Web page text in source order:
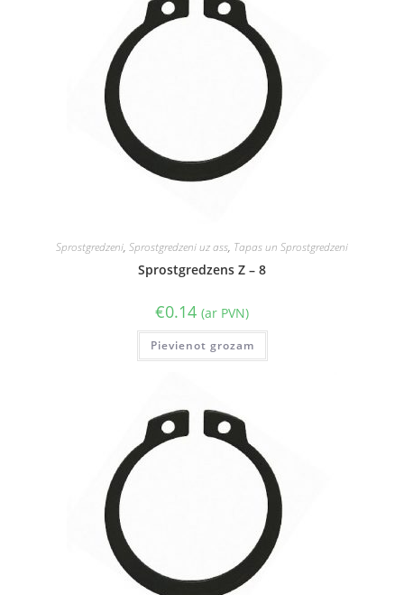
Sprostgredzeni, Sprostgredzeni uz ass, Tapas un Sprostgredzeni
Sprostgredzens Z – 8
€0.14 (ar PVN)
Pievienot grozam